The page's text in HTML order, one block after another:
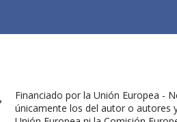
Financiado por la Unión Europea -
únicamente los del autor o autores